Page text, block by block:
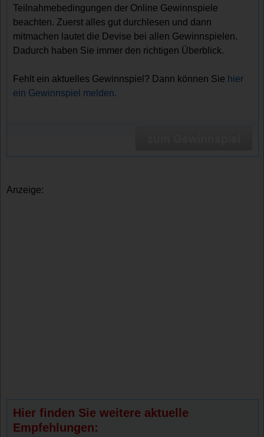
Teilnahmebedingungen der Online Gewinnspiele
beachten. Zuerst alles gut durchlesen und dann
mitmachen lautet die Devise bei allen Gewinnspielen.
Dadurch haben Sie immer den richtigen Überblick.
Fehlt ein aktuelles Gewinnspiel? Dann können Sie hier
ein Gewinnspiel melden.
Anzeige:
Hier finden Sie weitere aktuelle
Empfehlungen: